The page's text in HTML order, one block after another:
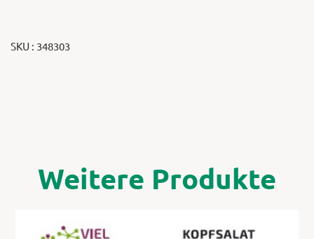
SKU : 348303
Weitere Produkte